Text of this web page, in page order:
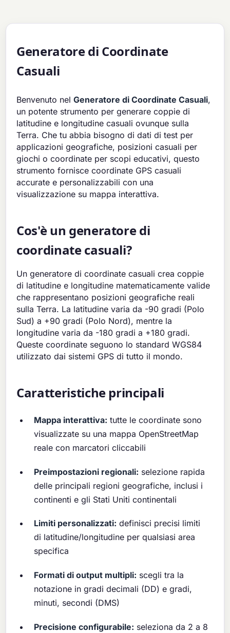
Generatore di Coordinate
Casuali
Benvenuto nelGeneratore di Coordinate Casuali,
un potente strumento per generare coppie di
latitudine e longitudine casuali ovunque sulla
Terra. Che tu abbia bisogno di dati di test per
applicazioni geografiche, posizioni casuali per
giochi o coordinate per scopi educativi, questo
strumento fornisce coordinate GPS casuali
accurate e personalizzabili con una
visualizzazione su mappa interattiva.
Cos'è un generatore di
coordinate casuali?
Un generatore di coordinate casuali crea coppie
di latitudine e longitudine matematicamente valide
che rappresentano posizioni geografiche reali
sulla Terra. La latitudine varia da -90 gradi (Polo
Sud) a +90 gradi (Polo Nord), mentre la
longitudine varia da -180 gradi a +180 gradi.
Queste coordinate seguono lo standard WGS84
utilizzato dai sistemi GPS di tutto il mondo.
Caratteristiche principali
Mappa interattiva: tutte le coordinate sono
visualizzate su una mappa OpenStreetMap
reale con marcatori cliccabili
Preimpostazioni regionali: selezione rapida
delle principali regioni geografiche, inclusi i
continenti e gli Stati Uniti continentali
Limiti personalizzati: definisci precisi limiti
di latitudine/longitudine per qualsiasi area
specifica
Formati di output multipli: scegli tra la
notazione in gradi decimali (DD) e gradi,
minuti, secondi (DMS)
Precisione configurabile: seleziona da 2 a 8